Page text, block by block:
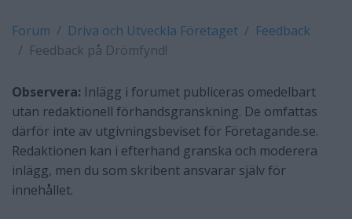
Forum Driva och Utveckla Företaget
Feedback
Feedback på Drömfynd!
Observera: Inlägg i forumet publiceras omedelbart
utan redaktionell förhandsgranskning. De omfattas
därför inte av utgivningsbeviset för Företagande.se.
Redaktionen kan i efterhand granska och moderera
inlägg, men du som skribent ansvarar själv för
innehållet.